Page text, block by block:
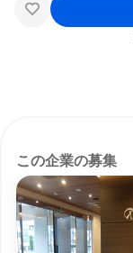
この企業の募集